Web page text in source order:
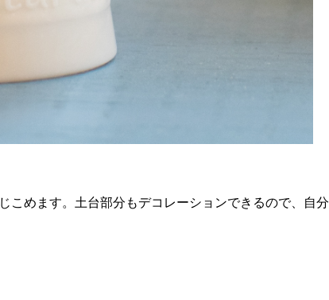
こめます。土台部分もデコレーションできるので、自分